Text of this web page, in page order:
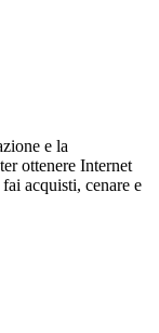
e la
ottenere Internet
acquisti, cenare e